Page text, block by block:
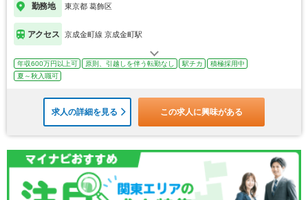
勤務地 東京都 葛飾区
アクセス 京成金町線 京成金町駅
年収600万円以上可 原則、引越しを伴う転勤なし 駅チカ
積極採用中
夏～秋入職可
求人の詳細を見る この求人に興味がある